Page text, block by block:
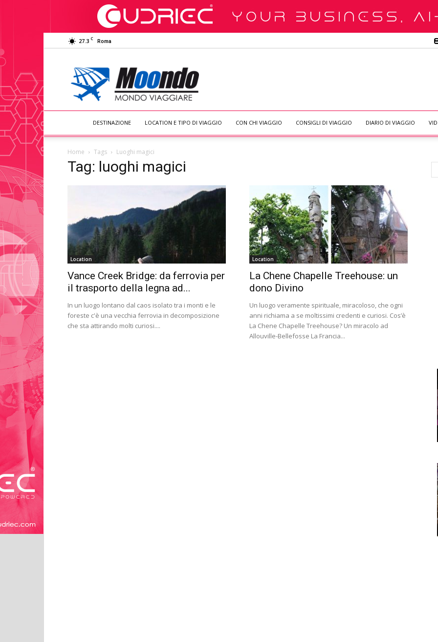
27.3 C Roma
Moondo
Viaggiare
DESTINAZIONE LOCATION E TIPO DI VIAGGIO CON CHI VIAGGIO CONSIGLI DI VIAGGIO DIARIO DI VIAGGIO
Home Tags Luoghi magici
Tag: luoghi magici
Location
Vance Creek Bridge: da ferrovia per
il trasporto della legna ad...
In un luogo lontano dal caos isolato tra i monti e le
foreste c'è una vecchia ferrovia in decomposizione
che sta attirando molti curiosi....
Location
La Chene Chapelle Treehouse: un
dono Divino
Un luogo veramente spirituale, miracoloso, che ogni
anni richiama a se moltissimi credenti e curiosi. Cos’è
La Chene Chapelle Treehouse? Un miracolo ad
Allouville-Bellefosse La Francia...